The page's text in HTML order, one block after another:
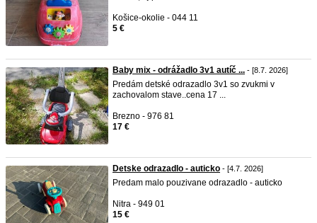
Košice-okolie - 044 11
5 €
Baby mix - odrážadlo 3v1 autíč ... - [8.7. 2026]
Predám detské odrazadlo 3v1 so zvukmi v
zachovalom stave..cena 17 ...
Brezno - 976 81
17 €
Detske odrazadlo - auticko - [4.7. 2026]
Predam malo pouzivane odrazadlo - auticko
Nitra - 949 01
15 €